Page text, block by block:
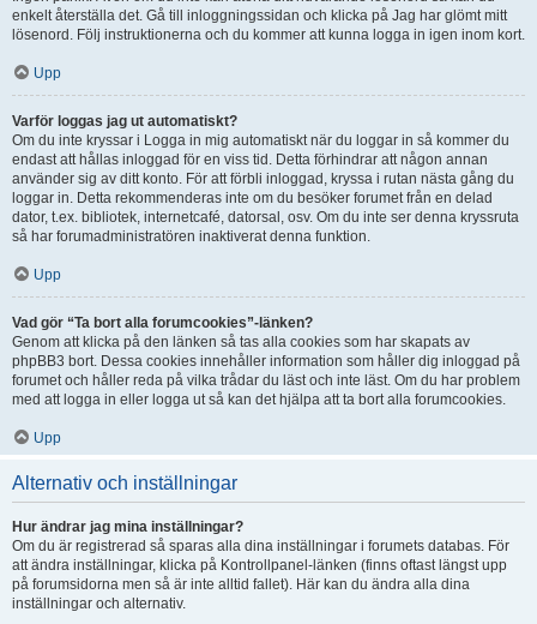
enkelt återställa det. Gå till inloggningssidan och klicka på Jag har glömt mitt
lösenord. Följ instruktionerna och du kommer att kunna logga in igen inom kort.
Upp
Varför loggas jag ut automatiskt?
Om du inte kryssar i Logga in mig automatiskt när du loggar in så kommer du
endast att hållas inloggad för en viss tid. Detta förhindrar att någon annan
använder sig av ditt konto. För att förbli inloggad, kryssa i rutan nästa gång du
loggar in. Detta rekommenderas inte om du besöker forumet från en delad
dator, t.ex. bibliotek, internetcafé, datorsal, osv. Om du inte ser denna kryssruta
så har forumadministratören inaktiverat denna funktion.
Upp
Vad gör “Ta bort alla forumcookies”-länken?
Genom att klicka på den länken så tas alla cookies som har skapats av
phpBB3 bort. Dessa cookies innehåller information som håller dig inloggad på
forumet och håller reda på vilka trådar du läst och inte läst. Om du har problem
med att logga in eller logga ut så kan det hjälpa att ta bort alla forumcookies.
Upp
Alternativ och inställningar
Hur ändrar jag mina inställningar?
Om du är registrerad så sparas alla dina inställningar i forumets databas. För
att ändra inställningar, klicka på Kontrollpanel-länken (finns oftast längst upp
på forumsidorna men så är inte alltid fallet). Här kan du ändra alla dina
inställningar och alternativ.